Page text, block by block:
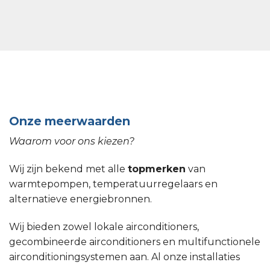
Onze meerwaarden
Waarom voor ons kiezen?
Wij zijn bekend met alle topmerken van
warmtepompen, temperatuurregelaars en
alternatieve energiebronnen.
Wij bieden zowel lokale airconditioners,
gecombineerde airconditioners en multifunctionele
airconditioningsystemen aan. Al onze installaties